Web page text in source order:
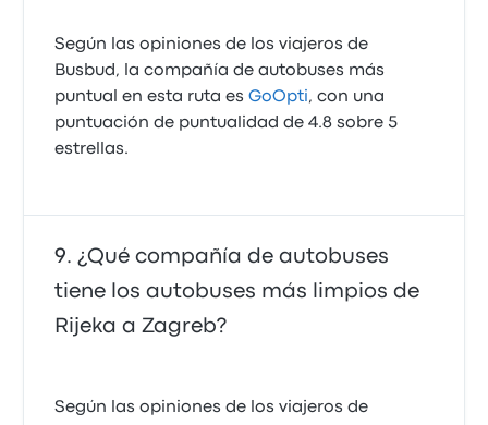
Según las opiniones de los viajeros de
Busbud, la compañía de autobuses más
puntual en esta ruta esGoOpti, con una
puntuación de puntualidad de 4.8 sobre 5
estrellas.
¿Qué compañía de autobuses
tiene los autobuses más limpios de
Rijeka a Zagreb?
Según las opiniones de los viajeros de